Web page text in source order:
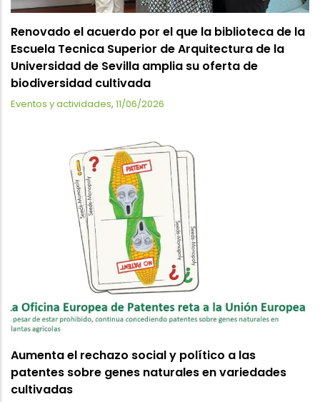
Renovado el acuerdo por el que la biblioteca de la
Escuela Tecnica Superior de Arquitectura de la
Universidad de Sevilla amplia su oferta de
biodiversidad cultivada
Eventos y actividades, 11/06/2026
Aumenta el rechazo social y político a las
patentes sobre genes naturales en variedades
cultivadas